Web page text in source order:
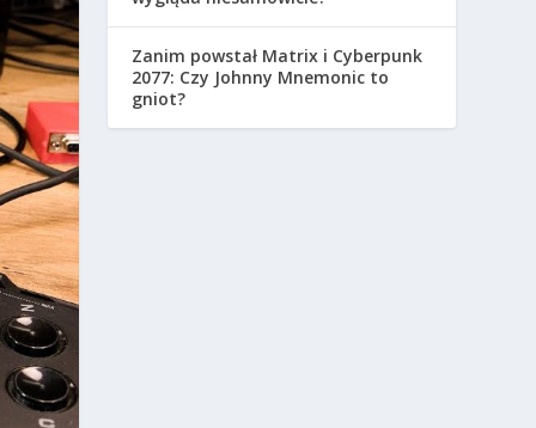
Zanim powstał Matrix i Cyberpunk
2077: Czy Johnny Mnemonic to
gniot?